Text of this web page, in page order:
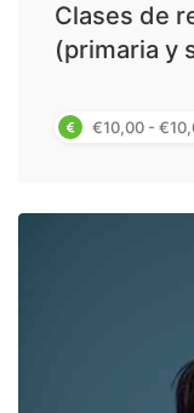
Clases de
(primaria y
€10,00 -